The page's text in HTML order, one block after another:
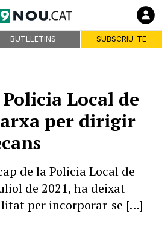
BUTLLETINS SUBSCRIU-TE
Local de
per dirigir
de la Policia Local de
de 2021, ha deixat
per incorporar-se […]